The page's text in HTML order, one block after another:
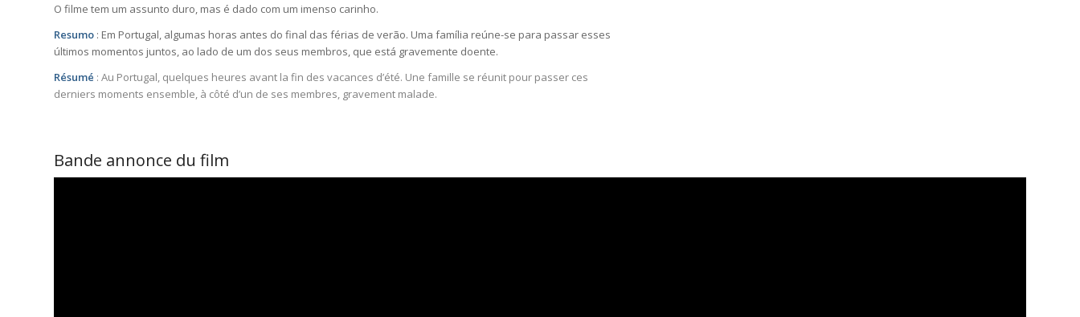
O filme tem um assunto duro, mas é dado com um imenso carinho.
Resumo : Em Portugal, algumas horas antes do final das férias de verão. Uma família reúne-se para passar esses
últimos momentos juntos, ao lado de um dos seus membros, que está gravemente doente.
Résumé : Au Portugal, quelques heures avant la fin des vacances d’été. Une famille se réunit pour passer ces
derniers moments ensemble, à côté d’un de ses membres, gravement malade.
Bande annonce du film